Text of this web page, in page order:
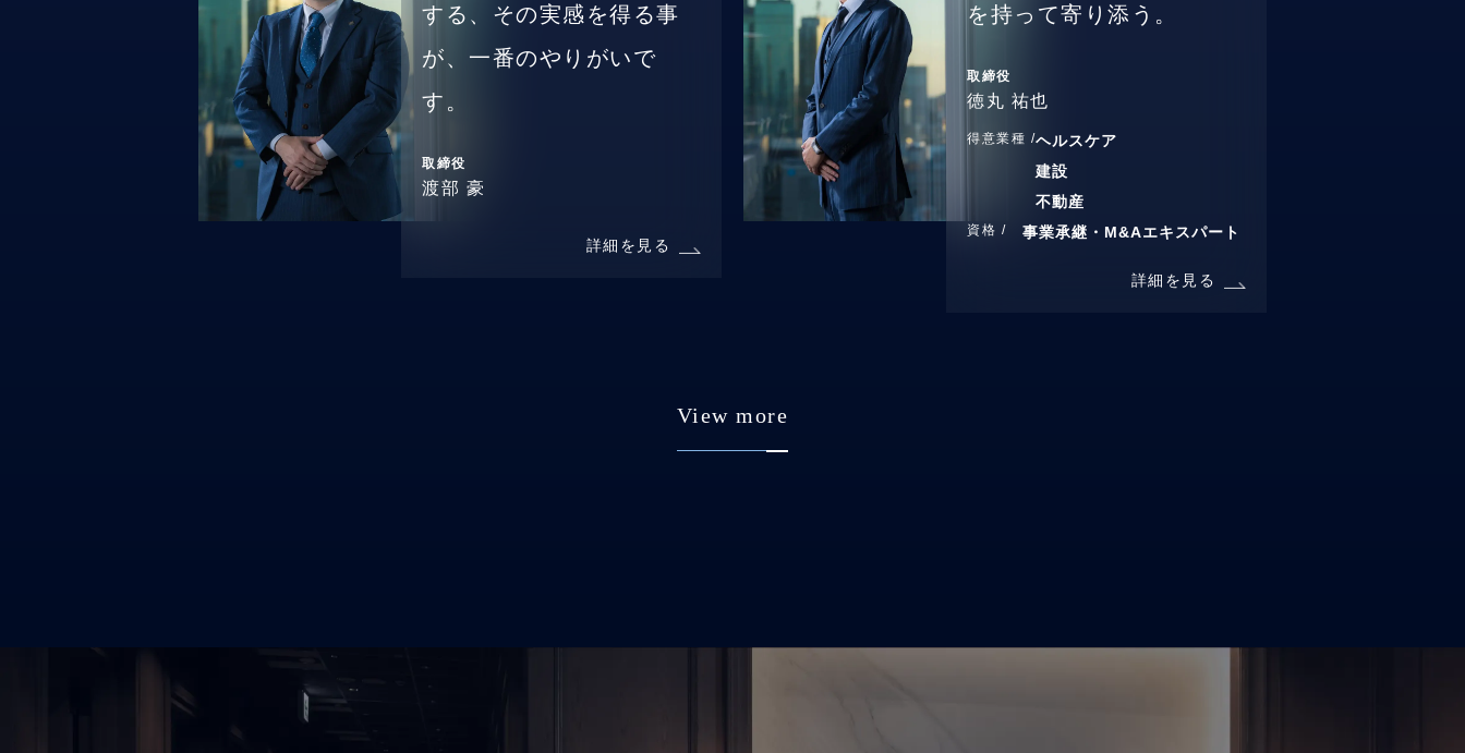
する、その実感を得る事
が、一番のやりがいで
す。
取締役
渡部 豪
詳細を見る
を持って寄り添う。
取締役
徳丸 祐也
得意業種 /ヘルスケア
建設
不動産
資格 / 事業承継・M&Aエキスパート
詳細を見る
View more